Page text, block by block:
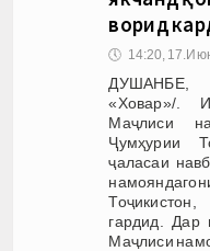
ворид
🕔 14:20,
«Ховар»/.
Маҷлиси
Ҷумҳурии
ҷаласаи
гардид.
Маҷлиси